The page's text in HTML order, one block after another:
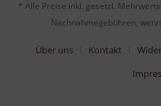
* Alle Preise inkl. gesetzl.
Nachnahmegebühren,
Über uns Kontakt